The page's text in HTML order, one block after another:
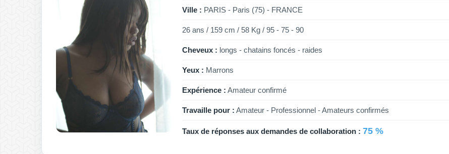
Ville : PARIS - Paris (75) - FRANCE
26 ans / 159 cm / 58 Kg / 95 - 75 - 90
Cheveux : longs - chatains foncés - raides
Yeux : Marrons
Expérience : Amateur confirmé
Travaille pour : Amateur - Professionnel - Amateurs confirmés
Taux de réponses aux demandes de collaboration : 75 %